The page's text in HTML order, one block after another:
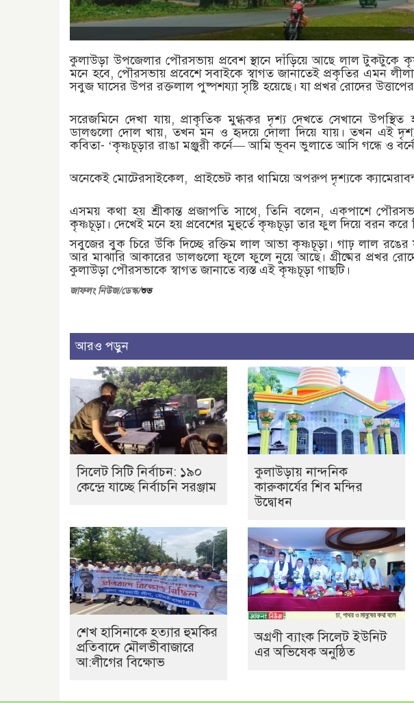
কুলাউড়া উপজেলার পৌরসভায় প্রবেশ স্থানে দাঁড়িয়ে আছে লাল টুকটুকে
মনে হবে, পৌরসভায় প্রবেশে সবাইকে স্বাগত জানাতেই প্রকৃতির এমন
সবুজ ঘাসের উপর রক্তলাল পুষ্পশয্যা সৃষ্টি হয়েছে। যা প্রখর রোদের
সরেজমিনে দেখা যায়, প্রাকৃতিক মুগ্ধকর দৃশ্য দেখতে সেখানে
ডালগুলো দোল খায়, তখন মন ও হৃদয়ে দোলা দিয়ে যায়। তখন এই
কবিতা- ‘কৃষ্ণচূড়ার রাঙা মঞ্জুরী কর্নে— আমি ভূবন ভুলাতে আসি গন্ধে ও
অনেকেই মোটেরসাইকেল, প্রাইভেট কার থামিয়ে অপরুপ দৃশ্যকে
এসময় কথা হয় শ্রীকান্ত প্রজাপতি সাথে, তিনি বলেন, একপাশে
কৃষ্ণচূড়া। দেখেই মনে হয় প্রবেশের মুহুর্তে কৃষ্ণচূড়া তার ফুল দিয়ে বরন করে
সবুজের বুক চিরে উঁকি দিচ্ছে রক্তিম লাল আভা কৃষ্ণচূড়া। গাঢ় লাল রঙের
আর মাঝারি আকারের ডালগুলো ফুলে ফুলে নুয়ে আছে। গ্রীষ্মের প্রখর
কুলাউড়া পৌরসভাকে স্বাগত জানাতে ব্যস্ত এই কৃষ্ণচূড়া গাছটি।
জাফলং নিউজ/ডেস্ক/শুভ
আরও পড়ুন
সিলেট সিটি নির্বাচন: ১৯০
কেন্দ্রে যাচ্ছে নির্বাচনি সরঞ্জাম
কুলাউড়ায় নান্দনিক
কারুকার্যের শিব মন্দির
উদ্বোধন
শেখ হাসিনাকে হত্যার হুমকির
প্রতিবাদে মৌলভীবাজারে
আ:লীগের বিক্ষোভ
অগ্রণী ব্যাংক সিলেট ইউনিট
এর অভিষেক অনুষ্ঠিত